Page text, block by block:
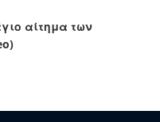
αίτημα των